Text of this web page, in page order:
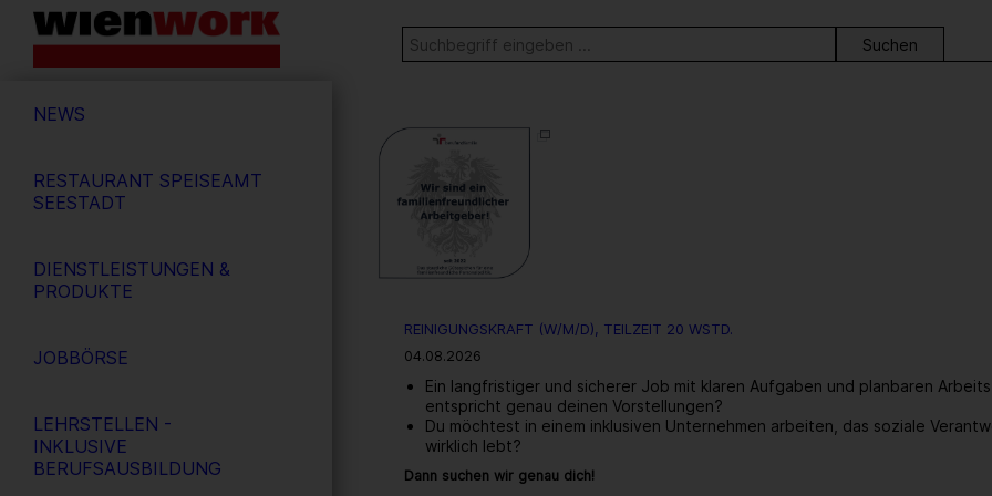
Barrierefreie
Bedienung
Webseite
Stichwortsuche
SUCHE
NEWS
RESTAURANT SPEISEAMT
SEESTADT
DIENSTLEISTUNGEN &
PRODUKTE
JOBBÖRSE
LEHRSTELLEN -
INKLUSIVE
BERUFSAUSBILDUNG
REINIGUNGSKRAFT (W/M/D), TEILZEIT 20 WSTD.
04.08.2026
Ein langfristiger und sicherer Job mit klaren Aufgaben und planbaren
entspricht genau deinen Vorstellungen?
Du möchtest in einem inklusiven Unternehmen arbeiten, das soziale
wirklich lebt?
Dann suchen wir genau dich!